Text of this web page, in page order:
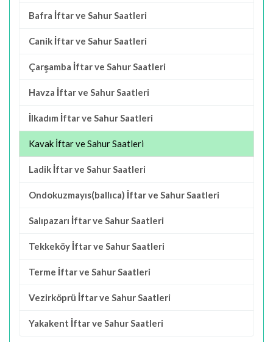
Bafra İftar ve Sahur Saatleri
Canik İftar ve Sahur Saatleri
Çarşamba İftar ve Sahur Saatleri
Havza İftar ve Sahur Saatleri
İlkadım İftar ve Sahur Saatleri
Kavak İftar ve Sahur Saatleri
Ladik İftar ve Sahur Saatleri
Ondokuzmayıs(ballıca) İftar ve Sahur Saatleri
Salıpazarı İftar ve Sahur Saatleri
Tekkeköy İftar ve Sahur Saatleri
Terme İftar ve Sahur Saatleri
Vezirköprü İftar ve Sahur Saatleri
Yakakent İftar ve Sahur Saatleri